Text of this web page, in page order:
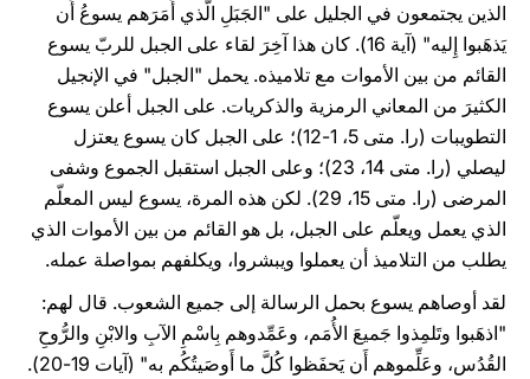
الذين يجتمعون في الجليل على "الجَبَلِ الَّذي أَمَرَهم يسوعُ أَن
يَذهَبوا إِليه" (آية 16). كان هذا آخِرَ لقاء على الجبل للربّ يسوع
القائم من بين الأموات مع تلاميذه. يحمل "الجبل" في الإنجيل
الكثيرَ من المعاني الرمزية والذكريات. على الجبل أعلن يسوع
التطويبات (را. متى 5، 1-12)؛ على الجبل كان يسوع يعتزل
ليصلي (را. متى 14، 23)؛ وعلى الجبل استقبل الجموع وشفى
المرضى (را. متى 15، 29). لكن هذه المرة، يسوع ليس المعلّم
الذي يعمل ويعلّم على الجبل، بل هو القائم من بين الأموات الذي
يطلب من التلاميذ أن يعملوا ويبشروا، ويكلفهم بمواصلة عمله.
لقد أوصاهم يسوع بحمل الرسالة إلى جميع الشعوب. قال لهم:
"اذهَبوا وتَلمِذوا جَميعَ الأُمَم، وعَمِّدوهم بِاسْمِ الآبِ والابْنِ والرُّوحِ
القُدُس، وعَلِّموهم أَن يَحفَظوا كُلَّ ما أَوصَيتُكُم به" (آيات 19-20).